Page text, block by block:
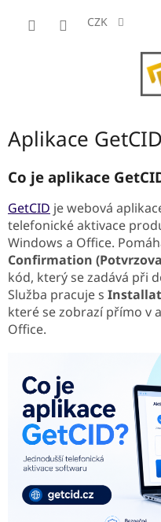
CZK
Aplikace GetCID
Co je aplikace
GetCID je webová
telefonické aktivace
Windows a Office.
Confirmation
kód, který se zadává při
Služba pracuje s
které se zobrazí přímo v
Office.